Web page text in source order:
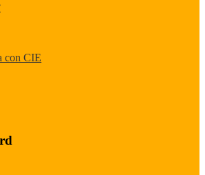
con CIE